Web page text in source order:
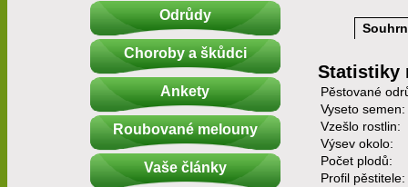
Odrůdy
Choroby a škůdci
Ankety
Roubované melouny
Vaše články
Souhrn
Statistiky
Pěstované
Vyseto semen:
Vzešlo rostlin:
Výsev okolo:
Počet plodů:
Profil pěstitele: